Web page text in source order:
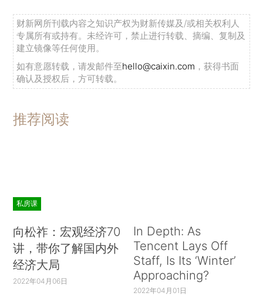
财新网所刊载内容之知识产权为财新传媒及/或相关权利人
专属所有或持有。未经许可，禁止进行转载、摘编、复制及
建立镜像等任何使用。
如有意愿转载，请发邮件至hello@caixin.com ，获得书面
确认及授权后，方可转载。
推荐阅读
私房课
向松祚：宏观经济70
讲，带你了解国内外
经济大局
2022年04月06日
In Depth: As
Tencent Lays Off
Staff, Is Its ‘Winter’
Approaching?
2022年04月01日